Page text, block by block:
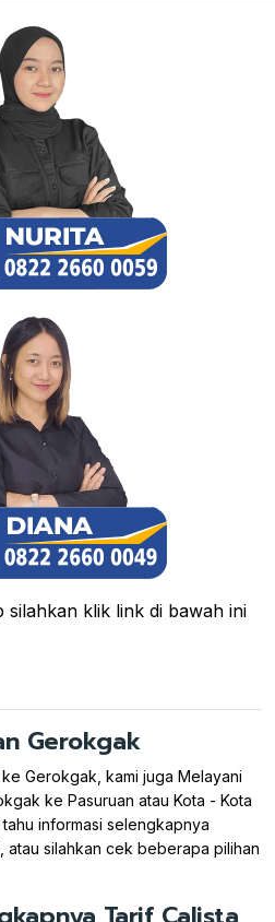
klik link di bawah ini
Gerokgak
Gerokgak, kami juga Melayani
ke Pasuruan atau Kota - Kota
informasi selengkapnya
atau silahkan cek beberapa pilihan